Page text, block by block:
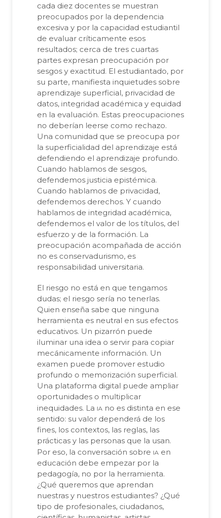
cada diez docentes se muestran
preocupados por la dependencia
excesiva y por la capacidad estudiantil
de evaluar críticamente esos
resultados; cerca de tres cuartas
partes expresan preocupación por
sesgos y exactitud. El estudiantado, por
su parte, manifiesta inquietudes sobre
aprendizaje superficial, privacidad de
datos, integridad académica y equidad
en la evaluación. Estas preocupaciones
no deberían leerse como rechazo.
Una comunidad que se preocupa por
la superficialidad del aprendizaje está
defendiendo el aprendizaje profundo.
Cuando hablamos de sesgos,
defendemos justicia epistémica.
Cuando hablamos de privacidad,
defendemos derechos. Y cuando
hablamos de integridad académica,
defendemos el valor de los títulos, del
esfuerzo y de la formación. La
preocupación acompañada de acción
no es conservadurismo, es
responsabilidad universitaria.
El riesgo no está en que tengamos
dudas; el riesgo sería no tenerlas.
Quien enseña sabe que ninguna
herramienta es neutral en sus efectos
educativos. Un pizarrón puede
iluminar una idea o servir para copiar
mecánicamente información. Un
examen puede promover estudio
profundo o memorización superficial.
Una plataforma digital puede ampliar
oportunidades o multiplicar
inequidades. La ia no es distinta en ese
sentido: su valor dependerá de los
fines, los contextos, las reglas, las
prácticas y las personas que la usan.
Por eso, la conversación sobre ia en
educación debe empezar por la
pedagogía, no por la herramienta.
¿Qué queremos que aprendan
nuestras y nuestros estudiantes? ¿Qué
tipo de profesionales, ciudadanos,